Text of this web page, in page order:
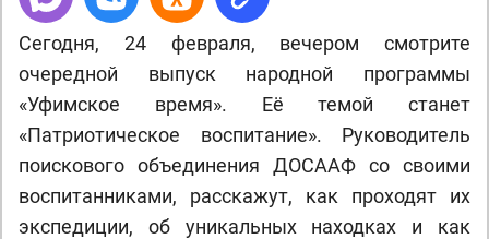
Сегодня, 24 февраля, вечером смотрите
очередной выпуск народной программы
«Уфимское время». Её темой станет
«Патриотическое воспитание». Руководитель
поискового объединения ДОСААФ со своими
воспитанниками, расскажут, как проходят их
экспедиции, об уникальных находках и как